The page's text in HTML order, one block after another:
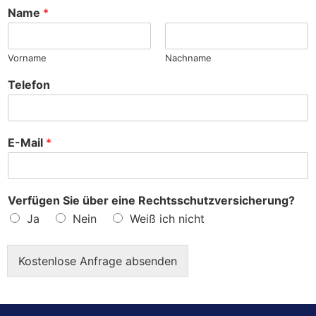
e
Name *
Vorname Nachname
Telefon
E-Mail *
Verfügen Sie über eine Rechtsschutzversicherung?
Ja
Nein Weiß ich nicht
Kostenlose Anfrage absenden